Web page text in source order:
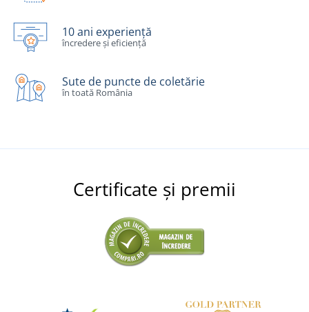
10 ani experiență
încredere și eficiență
Sute de puncte de coletărie
în toată România
Certificate și premii